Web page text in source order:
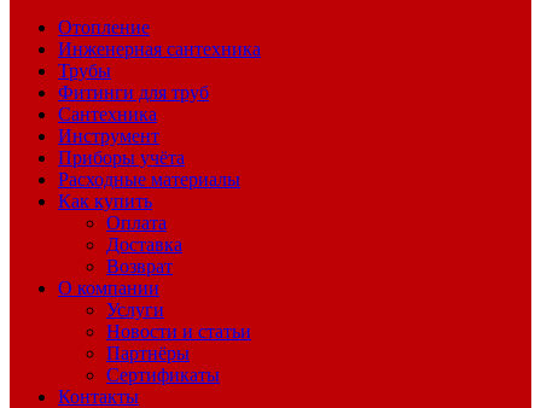
Отопление
Инженерная сантехника
Трубы
Фитинги для труб
Сантехника
Инструмент
Приборы учёта
Расходные материалы
Как купить
Оплата
Доставка
Возврат
О компании
Услуги
Новости и статьи
Партнёры
Сертификаты
Контакты